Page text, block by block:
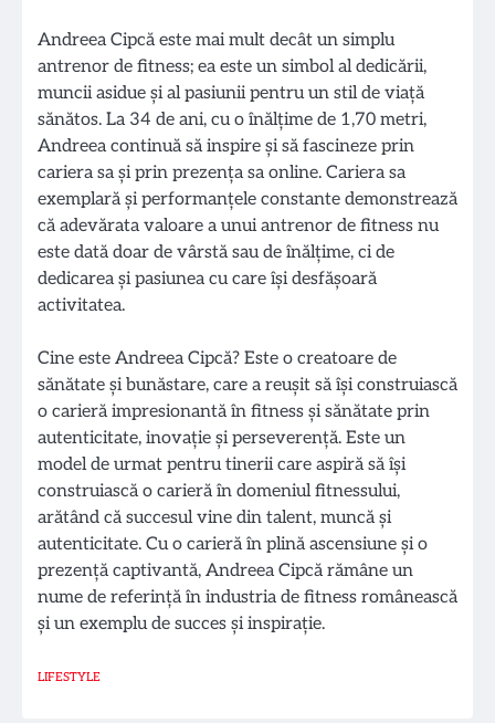
Andreea Cipcă este mai mult decât un simplu
antrenor de fitness; ea este un simbol al dedicării,
muncii asidue și al pasiunii pentru un stil de viață
sănătos. La 34 de ani, cu o înălțime de 1,70 metri,
Andreea continuă să inspire și să fascineze prin
cariera sa și prin prezența sa online. Cariera sa
exemplară și performanțele constante demonstrează
că adevărata valoare a unui antrenor de fitness nu
este dată doar de vârstă sau de înălțime, ci de
dedicarea și pasiunea cu care își desfășoară
activitatea.
Cine este Andreea Cipcă? Este o creatoare de
sănătate și bunăstare, care a reușit să își construiască
o carieră impresionantă în fitness și sănătate prin
autenticitate, inovație și perseverență. Este un
model de urmat pentru tinerii care aspiră să își
construiască o carieră în domeniul fitnessului,
arătând că succesul vine din talent, muncă și
autenticitate. Cu o carieră în plină ascensiune și o
prezență captivantă, Andreea Cipcă rămâne un
nume de referință în industria de fitness românească
și un exemplu de succes și inspirație.
LIFESTYLE